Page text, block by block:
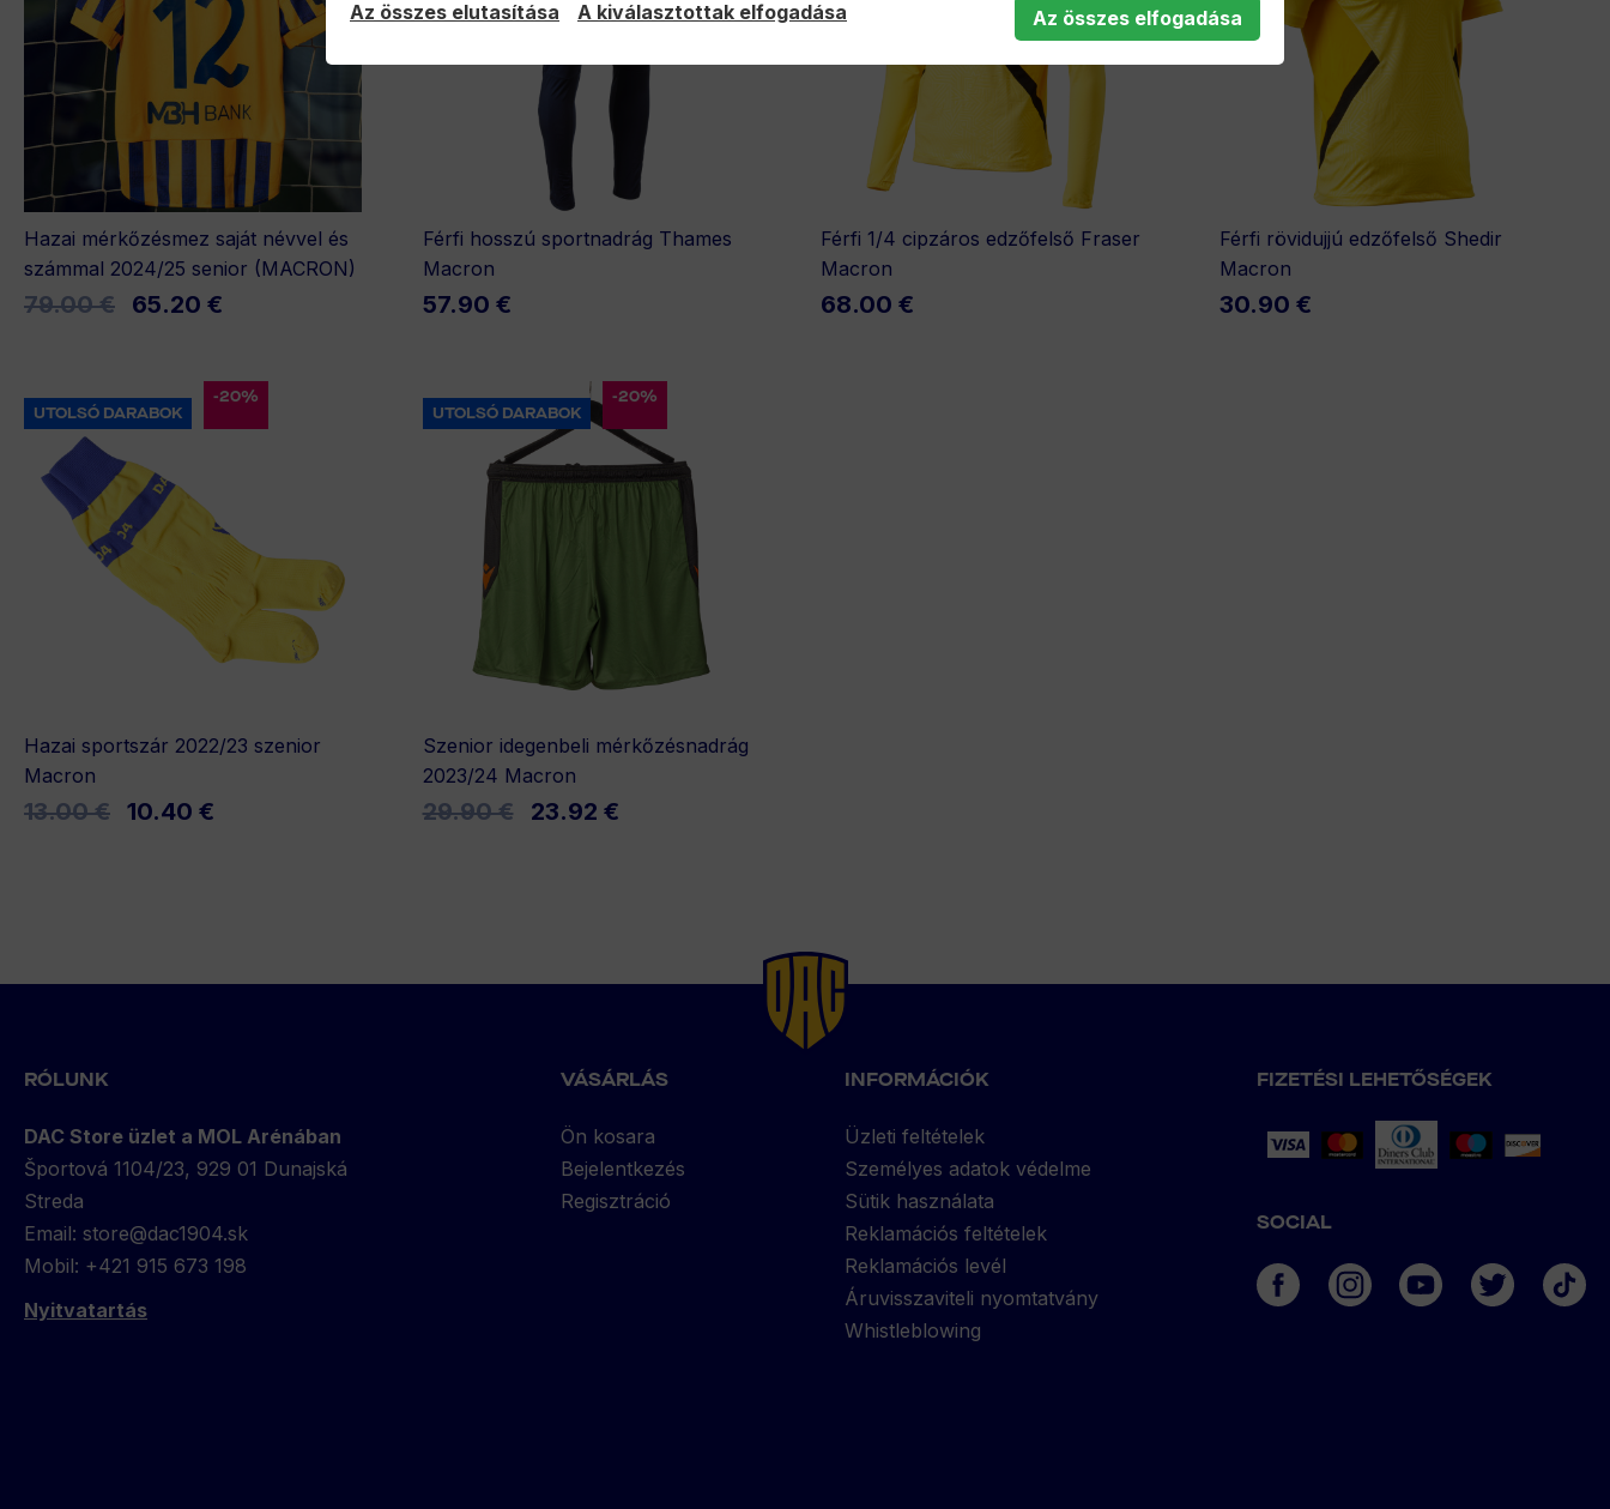
Hazai mérkőzésmez saját névvel és
számmal 2024/25 senior (MACRON)
79.00 € 65.20 €
Férfi hosszú sportnadrág Thames
Macron
57.90 €
Férfi 1/4 cipzáros edzőfelső Fraser
Macron
68.00 €
Férfi rövidujjú edzőfelső Shedir
Macron
30.90 €
UTOLSÓ DARABOK
-20%
Hazai sportszár 2022/23 szenior
Macron
13.00 € 10.40 €
UTOLSÓ DARABOK
-20%
Szenior idegenbeli mérkőzésnadrág
2023/24 Macron
29.90 € 23.92 €
RÓLUNK
DAC Store üzlet a MOL Arénában
Športová 1104/23, 929 01 Dunajská
Streda
Email: store@dac1904.sk
Mobil: +421 915 673 198
Nyitvatartás
VÁSÁRLÁS
Ön kosara
Bejelentkezés
Regisztráció
INFORMÁCIÓK
Üzleti feltételek
Személyes adatok védelme
Sütik használata
Reklamációs feltételek
Reklamációs levél
Áruvisszaviteli nyomtatvány
Whistleblowing
FIZETÉSI LEHETŐSÉGEK
SOCIAL
Az összes elutasítása A kiválasztottak elfogadása Az összes elfogadása